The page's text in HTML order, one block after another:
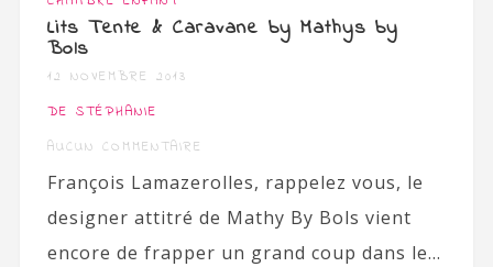
Lits Tente & Caravane by Mathys by
Bols
12 NOVEMBRE 2013
DE STÉPHANIE
AUCUN COMMENTAIRE
François Lamazerolles, rappelez vous, le
designer attitré de Mathy By Bols vient
encore de frapper un grand coup dans le...